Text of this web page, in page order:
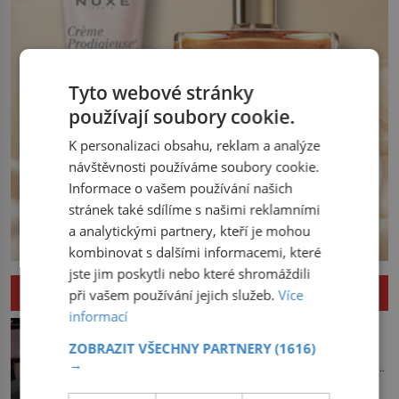
ZAJÍMAVOSTI
Do přístavu připlouvá loď, a jakmile
Tyto webové stránky
používají soubory cookie.
K personalizaci obsahu, reklam a analýze
návštěvnosti používáme soubory cookie.
Informace o vašem používání našich
stránek také sdílíme s našimi reklamními
a analytickými partnery, kteří je mohou
kombinovat s dalšími informacemi, které
jste jim poskytli nebo které shromáždili
při vašem používání jejich služeb.Více
informací
ZOBRAZIT VŠECHNY PARTNERY(1616)
→